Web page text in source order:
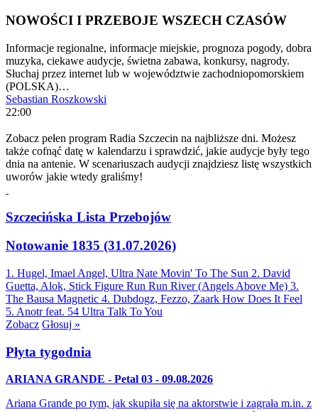
NOWOŚCI I PRZEBOJE WSZECH CZASÓW
Informacje regionalne, informacje miejskie, prognoza pogody, dobra
muzyka, ciekawe audycje, świetna zabawa, konkursy, nagrody.
Słuchaj przez internet lub w województwie zachodniopomorskiem
(POLSKA)…
Sebastian Roszkowski
22:00
Zobacz pełen program Radia Szczecin na najbliższe dni. Możesz
także cofnąć datę w kalendarzu i sprawdzić, jakie audycje były tego
dnia na antenie. W scenariuszach audycji znajdziesz listę wszystkich
uworów jakie wtedy graliśmy!
Szczecińska Lista Przebojów
Notowanie 1835 (31.07.2026)
1. Hugel, Imael Angel, Ultra Nate Movin' To The Sun 2. David
Guetta, Alok, Stick Figure Run Run River (Angels Above Me) 3.
The Bausa Magnetic 4. Dubdogz, Fezzo, Zaark How Does It Feel
5. Anotr feat. 54 Ultra Talk To You
Zobacz Głosuj »
Płyta tygodnia
ARIANA GRANDE - Petal 03 - 09.08.2026
Ariana Grande po tym, jak skupiła się na aktorstwie i zagrała m.in. z